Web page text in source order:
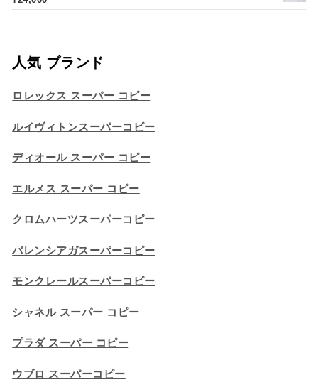
人気 ブランド
ロレックス スーパー コピー
ルイヴィトンスーパーコピー
ディオール スーパー コピー
エルメス スーパー コピー
クロムハーツスーパーコピー
バレンシアガスーパーコピー
モンクレールスーパーコピー
シャネル スーパー コピー
プラダ スーパー コピー
ウブロ スーパーコピー